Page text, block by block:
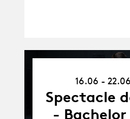
22.06.17
16.06 -
Spectacle
- Bachelor